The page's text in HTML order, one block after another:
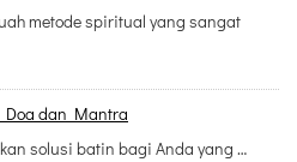
metode spiritual yang sangat
Doa dan Mantra
solusi batin bagi Anda yang …